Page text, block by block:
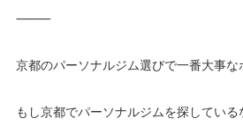
⸻
京都のパーソナルジム選びで一番大事な
もし京都でパーソナルジムを探している